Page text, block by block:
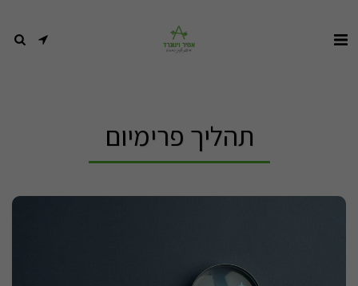
תהליך פרימיום